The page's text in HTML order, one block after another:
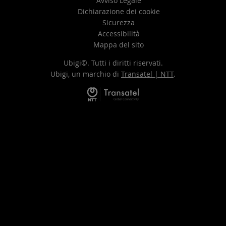
Dichiarazione dei cookie
Sicurezza
Accessibilità
Mappa del sito
Ubigi©. Tutti i diritti riservati.
Ubigi, un marchio di Transatel | NTT.